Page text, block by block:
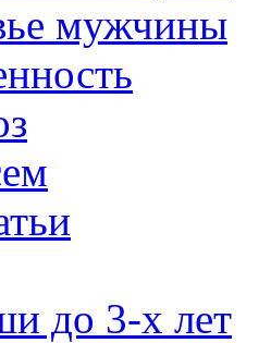
мужчины
до 3-х лет